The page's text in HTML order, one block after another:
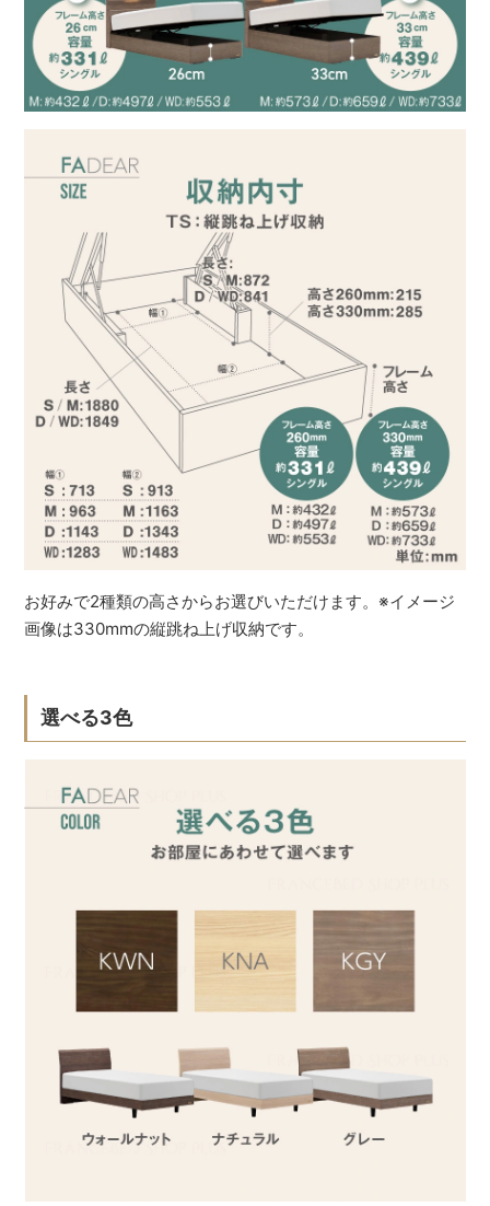
お好みで2種類の高さからお選びいただけます。※イメージ
画像は330mmの縦跳ね上げ収納です。
選べる3色